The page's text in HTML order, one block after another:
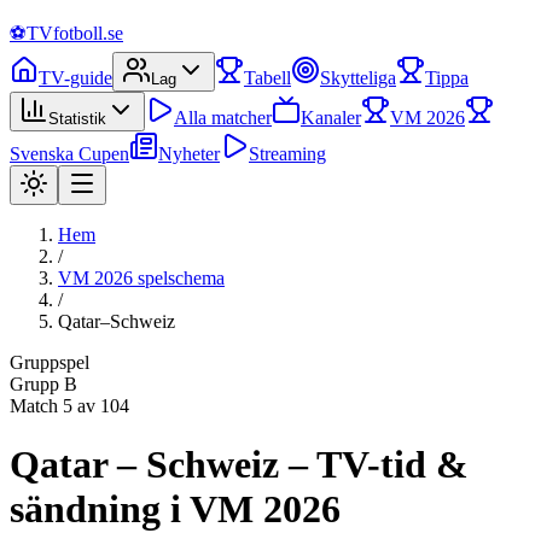
⚽TVfotboll.se
TV-guide Lag Tabell Skytteliga Tippa
Statistik Alla matcher Kanaler
VM 2026
Svenska Cupen
Nyheter Streaming
Hem
/
VM 2026 spelschema
/
Qatar–Schweiz
Gruppspel
Grupp B
Match 5 av 104
Qatar – Schweiz – TV-tid &
sändning i VM 2026